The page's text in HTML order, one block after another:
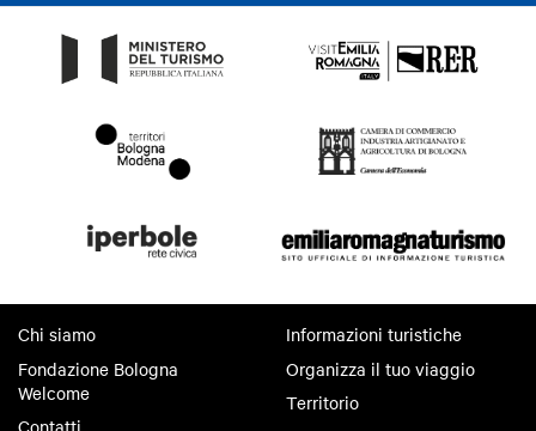
Chi siamo
Fondazione Bologna
Welcome
Informazioni turistiche
Organizza il tuo viaggio
Territorio